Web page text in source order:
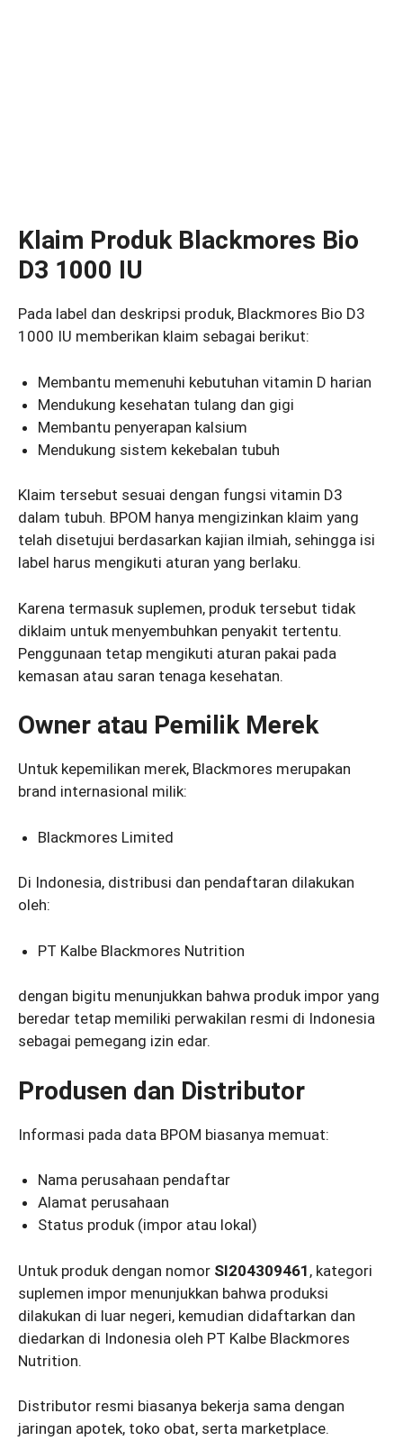
Klaim Produk Blackmores Bio
D3 1000 IU
Pada label dan deskripsi produk, Blackmores Bio D3
1000 IU memberikan klaim sebagai berikut:
Membantu memenuhi kebutuhan vitamin D harian
Mendukung kesehatan tulang dan gigi
Membantu penyerapan kalsium
Mendukung sistem kekebalan tubuh
Klaim tersebut sesuai dengan fungsi vitamin D3
dalam tubuh. BPOM hanya mengizinkan klaim yang
telah disetujui berdasarkan kajian ilmiah, sehingga isi
label harus mengikuti aturan yang berlaku.
Karena termasuk suplemen, produk tersebut tidak
diklaim untuk menyembuhkan penyakit tertentu.
Penggunaan tetap mengikuti aturan pakai pada
kemasan atau saran tenaga kesehatan.
Owner atau Pemilik Merek
Untuk kepemilikan merek, Blackmores merupakan
brand internasional milik:
Blackmores Limited
Di Indonesia, distribusi dan pendaftaran dilakukan
oleh:
PT Kalbe Blackmores Nutrition
dengan bigitu menunjukkan bahwa produk impor yang
beredar tetap memiliki perwakilan resmi di Indonesia
sebagai pemegang izin edar.
Produsen dan Distributor
Informasi pada data BPOM biasanya memuat:
Nama perusahaan pendaftar
Alamat perusahaan
Status produk (impor atau lokal)
Untuk produk dengan nomor SI204309461 , kategori
suplemen impor menunjukkan bahwa produksi
dilakukan di luar negeri, kemudian didaftarkan dan
diedarkan di Indonesia oleh PT Kalbe Blackmores
Nutrition.
Distributor resmi biasanya bekerja sama dengan
jaringan apotek, toko obat, serta marketplace.